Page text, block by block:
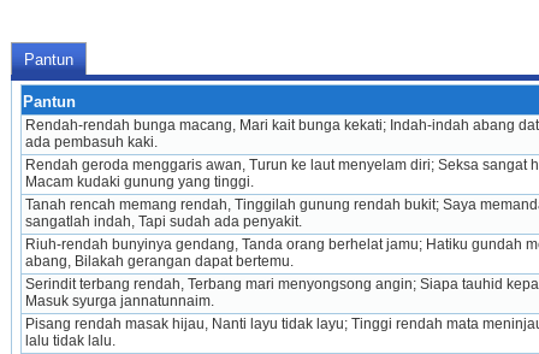
Pantun
Pantun
Rendah-rendah bunga macang, Mari kait bunga kekati; Indah-indah abang
ada pembasuh kaki.
Rendah geroda menggaris awan, Turun ke laut menyelam diri; Seksa sangat
Macam kudaki gunung yang tinggi.
Tanah rencah memang rendah, Tinggilah gunung rendah bukit; Saya
sangatlah indah, Tapi sudah ada penyakit.
Riuh-rendah bunyinya gendang, Tanda orang berhelat jamu; Hatiku gundah
abang, Bilakah gerangan dapat bertemu.
Serindit terbang rendah, Terbang mari menyongsong angin; Siapa tauhid
Masuk syurga jannatunnaim.
Pisang rendah masak hijau, Nanti layu tidak layu; Tinggi rendah mata
lalu tidak lalu.